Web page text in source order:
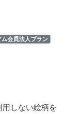
ム会員法人プラン
しない絵柄を